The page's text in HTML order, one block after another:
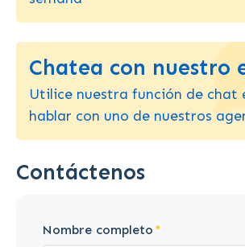
Chatea con nuestro
Utilice nuestra función de chat
hablar con uno de nuestros
Contáctenos
Nombre completo